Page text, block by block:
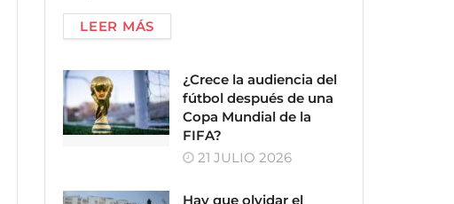
LEER MÁS
¿Crece la audiencia del
fútbol después de una
Copa Mundial de la
FIFA?
21 JULIO 2026
Hay que olvidar el